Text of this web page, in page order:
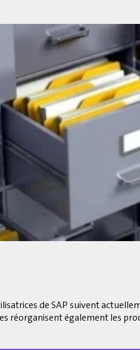
de SAP suivent
réorganisent également les